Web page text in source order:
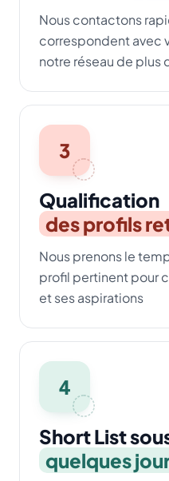
Nous contactons
correspondent avec
notre réseau de
3
Qualification
des profils
Nous prenons le
profil pertinent pour
et ses aspirations
4
Short List
quelques